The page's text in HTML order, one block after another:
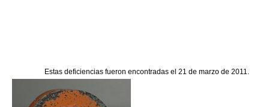
Estas deficiencias fueron encontradas el 21 de marzo de 2011.